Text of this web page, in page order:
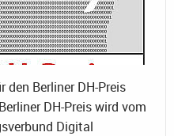
Berliner DH-Preis
DH-Preis wird vom
Digital